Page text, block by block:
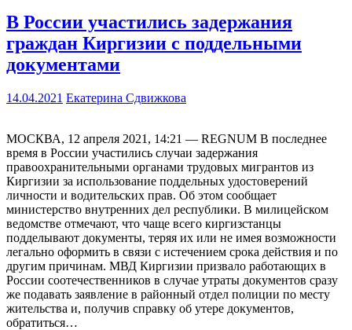
В России участились задержания
граждан Киргизии с поддельными
документами
14.04.2021 Екатерина Сдвижкова
МОСКВА, 12 апреля 2021, 14:21 — REGNUM В последнее
время в России участились случаи задержания
правоохранительными органами трудовых мигрантов из
Киргизии за использование поддельных удостоверений
личности и водительских прав. Об этом сообщает
министерство внутренних дел республики. В милицейском
ведомстве отмечают, что чаще всего киргизстанцы
подделывают документы, теряя их или не имея возможности
легально оформить в связи с истечением срока действия и по
другим причинам. МВД Киргизии призвало работающих в
России соотечественников в случае утраты документов сразу
же подавать заявление в районный отдел полиции по месту
жительства и, получив справку об утере документов,
обратиться…